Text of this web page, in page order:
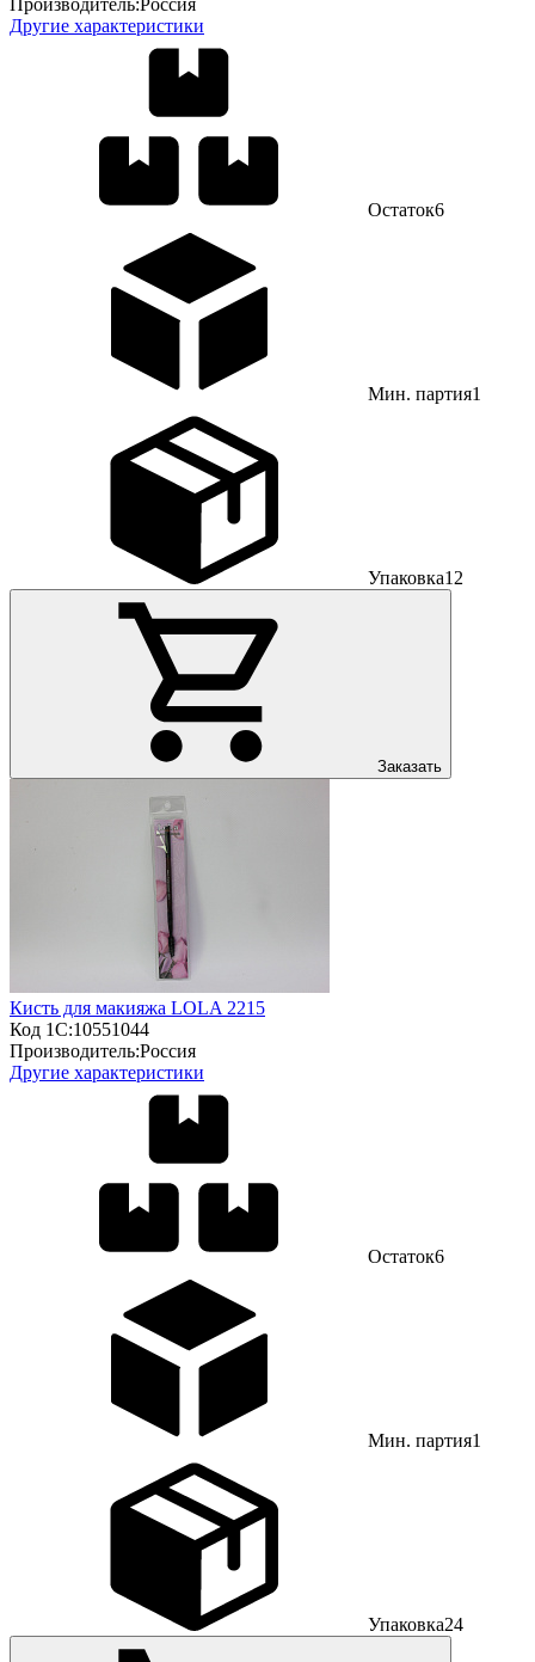
Производитель:Россия
Другие характеристики
Остаток6
Мин. партия1
Упаковка12
Заказать
Кисть для макияжа LOLA 2215
Код 1С:10551044
Производитель:Россия
Другие характеристики
Остаток6
Мин. партия1
Упаковка24